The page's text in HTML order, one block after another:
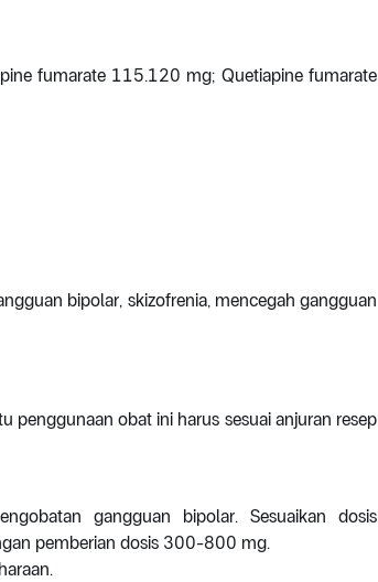
fumarate 115.120 mg; Quetiapine fumarate
bipolar, skizofrenia, mencegah gangguan
penggunaan obat ini harus sesuai anjuran resep
gangguan bipolar. Sesuaikan dosis
pemberian dosis 300-800 mg.